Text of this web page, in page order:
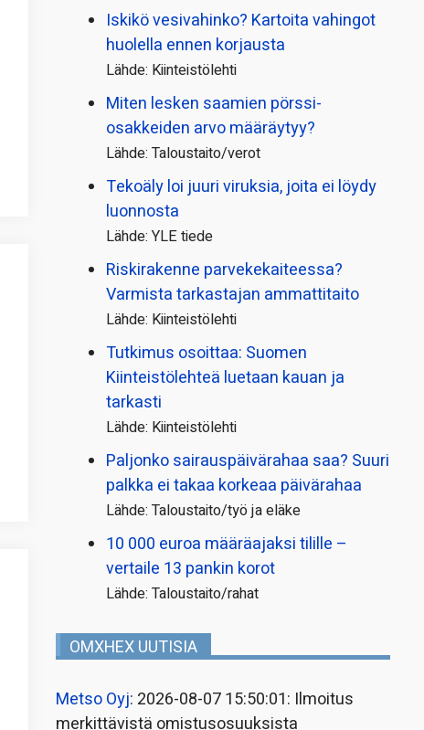
Iskikö vesivahinko? Kartoita vahingot
huolella ennen korjausta
Lähde: Kiinteistölehti
Miten lesken saamien pörssi­
osakkeiden arvo määräytyy?
Lähde: Taloustaito/verot
Tekoäly loi juuri viruksia, joita ei löydy
luonnosta
Lähde: YLE tiede
Riskirakenne parvekekaiteessa?
Varmista tarkastajan ammattitaito
Lähde: Kiinteistölehti
Tutkimus osoittaa: Suomen
Kiinteistölehteä luetaan kauan ja
tarkasti
Lähde: Kiinteistölehti
Paljonko sairauspäivä­rahaa saa? Suuri
palkka ei takaa korkeaa päivärahaa
Lähde: Taloustaito/työ ja eläke
10 000 euroa määräajaksi tilille –
vertaile 13 pankin korot
Lähde: Taloustaito/rahat
OMXHEX UUTISIA
Metso Oyj: 2026-08-07 15:50:01: Ilmoitus
merkittävistä omistusosuuksista